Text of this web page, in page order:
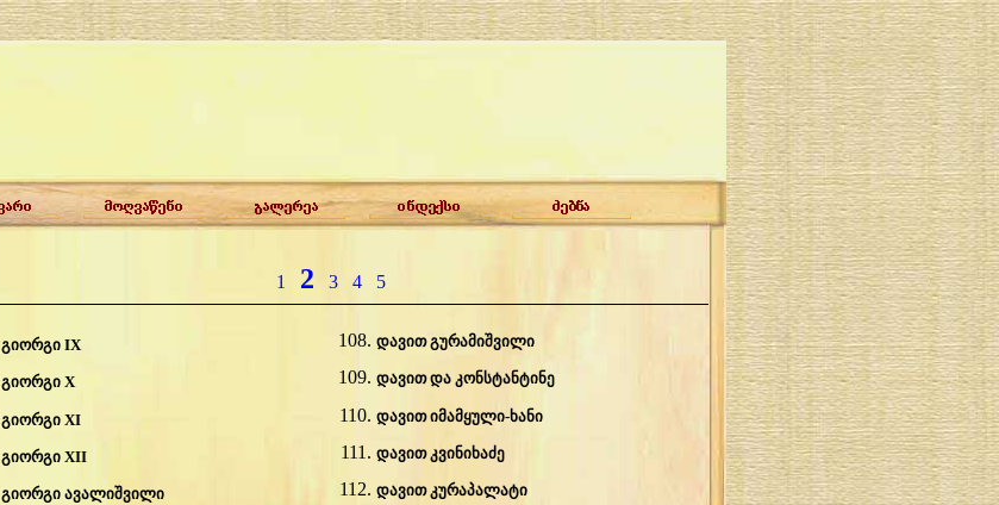
დავით გურამიშვილი
დავით და კონსტანტინე
დავით იმამყული-ხანი
დავით კვინიხაძე
დავით კურაპალატი
1 2 3 4 5
გიორგი IX
გიორგი X
გიორგი XI
გიორგი XII
გიორგი ავალიშვილი